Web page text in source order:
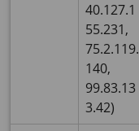
40.127.1
55.231,
75.2.119.
140,
99.83.13
3.42)